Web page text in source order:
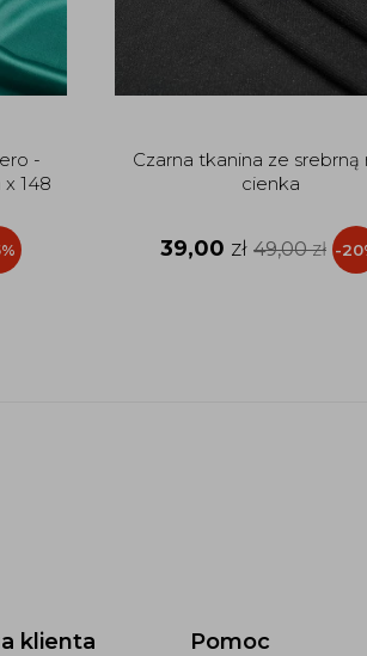
-
148
Czarna tkanina ze srebrną
cienka
39,00 zł 49,00zł -
klienta Pomoc